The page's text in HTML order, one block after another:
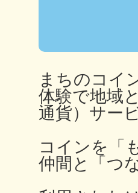
まちのコイ
体験で地域
通貨）サー
コインを「
仲間と「つ